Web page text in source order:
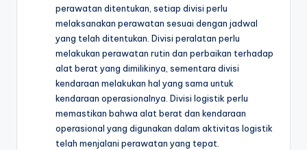
perawatan ditentukan, setiap divisi perlu
melaksanakan perawatan sesuai dengan jadwal
yang telah ditentukan. Divisi peralatan perlu
melakukan perawatan rutin dan perbaikan terhadap
alat berat yang dimilikinya, sementara divisi
kendaraan melakukan hal yang sama untuk
kendaraan operasionalnya. Divisi logistik perlu
memastikan bahwa alat berat dan kendaraan
operasional yang digunakan dalam aktivitas logistik
telah menjalani perawatan yang tepat.